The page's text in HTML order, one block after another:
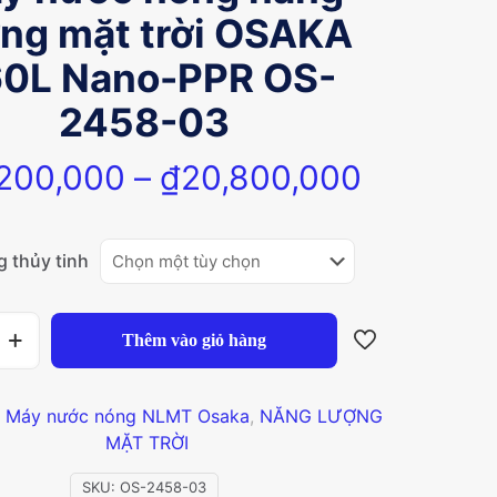
mặt trời OSAKA
Nano-PPR OS-
2458-03
– ₫20,800,000
thủy tinh
Thêm vào giỏ hàng
SKU: OS-2458-03
Máy nước nóng NLMT Osaka, NĂNG LƯỢNG
MẶT TRỜI